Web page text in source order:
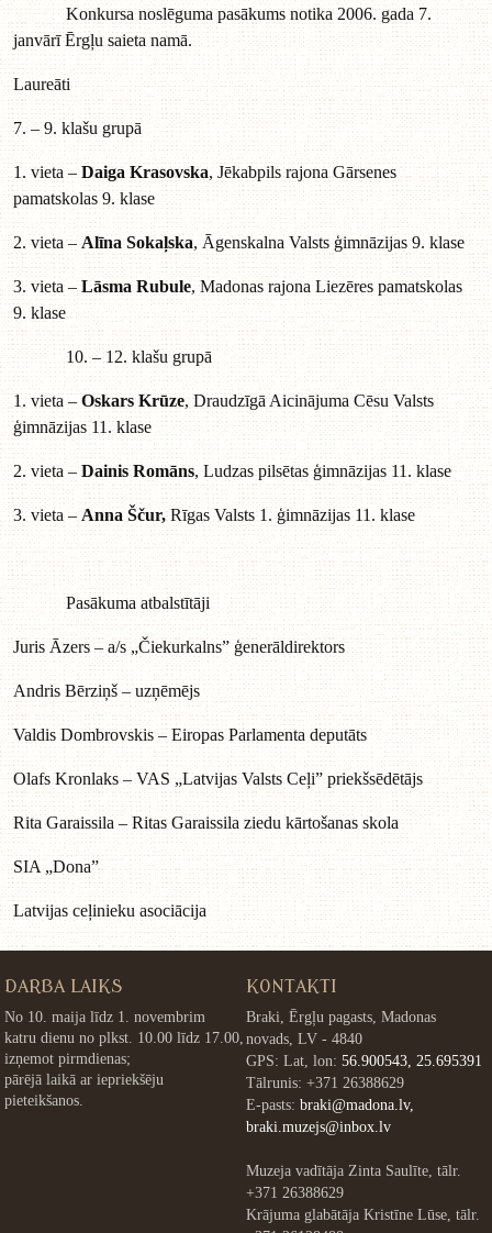
Konkursa noslēguma pasākums notika 2006. gada 7.
janvārī Ērgļu saieta namā.
Laureāti
7. – 9. klašu grupā
1. vieta –Daiga Krasovska, Jēkabpils rajona Gārsenes
pamatskolas 9. klase
2. vieta –Alīna Sokaļska, Āgenskalna Valsts ģimnāzijas 9. klase
3. vieta –Lāsma Rubule, Madonas rajona Liezēres pamatskolas
9. klase
10. – 12. klašu grupā
1. vieta –Oskars Krūze, Draudzīgā Aicinājuma Cēsu Valsts
ģimnāzijas 11. klase
2. vieta –Dainis Romāns, Ludzas pilsētas ģimnāzijas 11. klase
3. vieta – Anna Ščur,Rīgas Valsts 1. ģimnāzijas 11. klase
Pasākuma atbalstītāji
Juris Āzers – a/s „Čiekurkalns” ģenerāldirektors
Andris Bērziņš – uzņēmējs
Valdis Dombrovskis – Eiropas Parlamenta deputāts
Olafs Kronlaks – VAS „Latvijas Valsts Ceļi” priekšsēdētājs
Rita Garaissila – Ritas Garaissila ziedu kārtošanas skola
SIA „Dona”
Latvijas ceļinieku asociācija
DARBA LAIKS
No 10. maija līdz 1. novembrim
katru dienu no plkst. 10.00 līdz 17.00,
izņemot pirmdienas;
pārējā laikā ar iepriekšēju
pieteikšanos.
KONTAKTI
Braki, Ērgļu pagasts, Madonas
novads, LV - 4840
GPS: Lat, lon: 56.900543, 25.695391
Tālrunis: +371 26388629
E-pasts: braki@madona.lv,
braki.muzejs@inbox.lv
Muzeja vadītāja Zinta Saulīte, tālr.
+371 26388629
Krājuma glabātāja Kristīne Lūse, tālr.